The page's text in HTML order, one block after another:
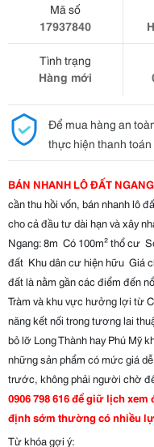
Mã số
17937840
Tình trạng
Hàng mới
Để mua hàng an
thực hiện thanh
BÁN NHANH LÔ ĐẤT
cần thu hồi vốn, bán nhanh lô
cho cả đầu tư dài hạn và xây
Ngang: 8m  Có 100m² thổ cư
đất ‍‍‍ Khu dân cư hiện hữu  Giá
đất là nằm gần các điểm đến
Tràm và khu vực hưởng lợi từ
năng kết nối trong tương lai
bỏ lỡ Long Thành hay Phú Mỹ
những sản phẩm có mức giá
trước, không phải người chờ
0906 798 616 để giữ lịch
định sớm thường có nhiều
Từ khóa gợi ý: